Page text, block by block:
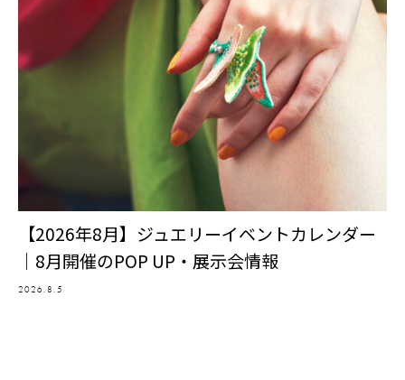
【2026年8月】ジュエリーイベントカレンダー
｜8月開催のPOP UP・展示会情報
2026.8.5